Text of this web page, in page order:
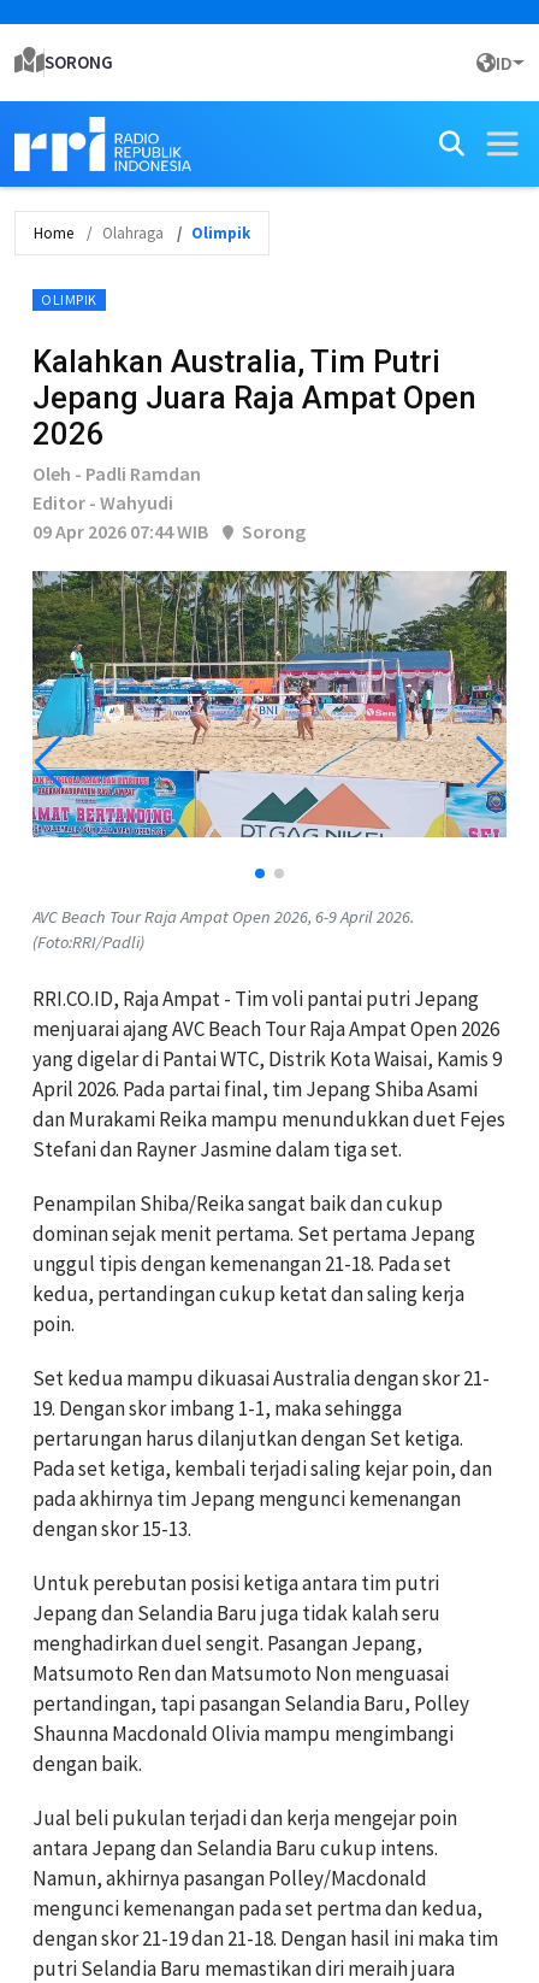
SORONG ID
Home Olahraga Olimpik
OLIMPIK
Kalahkan Australia, Tim Putri
Jepang Juara Raja Ampat Open
2026
Oleh - Padli Ramdan
Editor - Wahyudi
09 Apr 2026 07:44 WIB
Sorong
AVC Beach Tour Raja Ampat Open 2026, 6-9 April 2026.
(Foto:RRI/Padli)
RRI.CO.ID, Raja Ampat - Tim voli pantai putri Jepang
menjuarai ajang AVC Beach Tour Raja Ampat Open 2026
yang digelar di Pantai WTC, Distrik Kota Waisai, Kamis 9
April 2026. Pada partai final, tim Jepang Shiba Asami
dan Murakami Reika mampu menundukkan duet Fejes
Stefani dan Rayner Jasmine dalam tiga set.
Penampilan Shiba/Reika sangat baik dan cukup
dominan sejak menit pertama. Set pertama Jepang
unggul tipis dengan kemenangan 21-18. Pada set
kedua, pertandingan cukup ketat dan saling kerja
poin.
Set kedua mampu dikuasai Australia dengan skor 21-
19. Dengan skor imbang 1-1, maka sehingga
pertarungan harus dilanjutkan dengan Set ketiga.
Pada set ketiga, kembali terjadi saling kejar poin, dan
pada akhirnya tim Jepang mengunci kemenangan
dengan skor 15-13.
Untuk perebutan posisi ketiga antara tim putri
Jepang dan Selandia Baru juga tidak kalah seru
menghadirkan duel sengit. Pasangan Jepang,
Matsumoto Ren dan Matsumoto Non menguasai
pertandingan, tapi pasangan Selandia Baru, Polley
Shaunna Macdonald Olivia mampu mengimbangi
dengan baik.
Jual beli pukulan terjadi dan kerja mengejar poin
antara Jepang dan Selandia Baru cukup intens.
Namun, akhirnya pasangan Polley/Macdonald
mengunci kemenangan pada set pertma dan kedua,
dengan skor 21-19 dan 21-18. Dengan hasil ini maka tim
putri Selandia Baru memastikan diri meraih juara